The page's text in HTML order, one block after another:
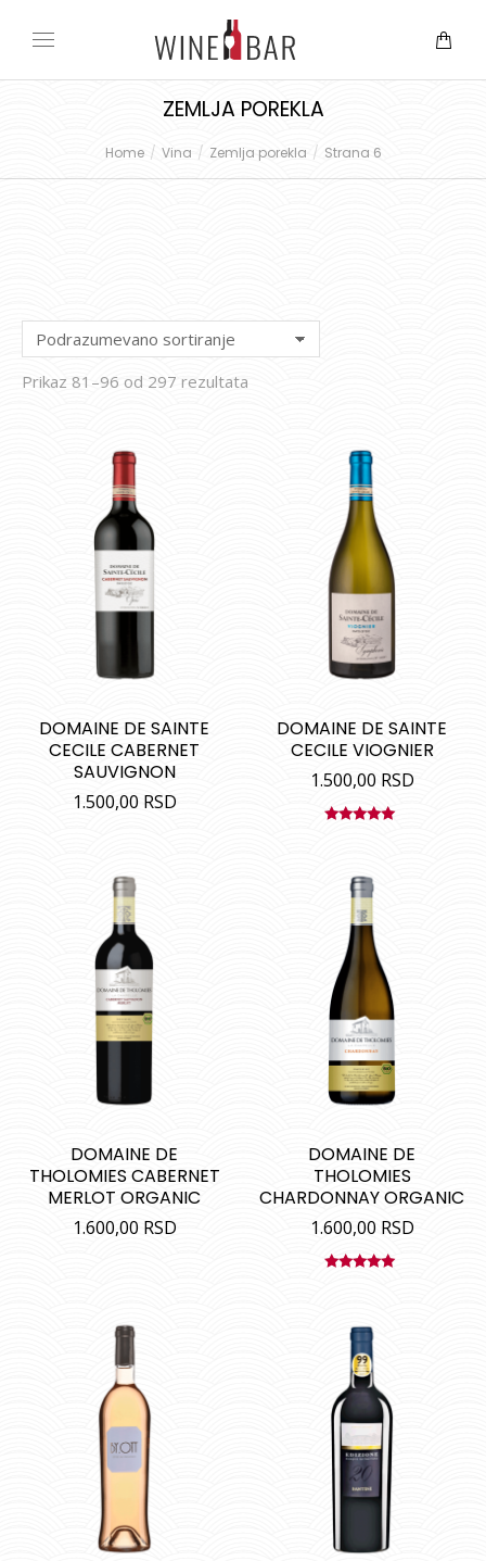
ZEMLJA POREKLA
You are here:
Home Vina Zemlja porekla Strana 6
Prikaz 81–96 od 297 rezultata
DOMAINE DE SAINTE
CECILE CABERNET
SAUVIGNON
1.500,00 RSD
DOMAINE DE SAINTE
CECILE VIOGNIER
1.500,00 RSD
DOMAINE DE
THOLOMIES CABERNET
MERLOT ORGANIC
1.600,00 RSD
DOMAINE DE
THOLOMIES
CHARDONNAY ORGANIC
1.600,00 RSD